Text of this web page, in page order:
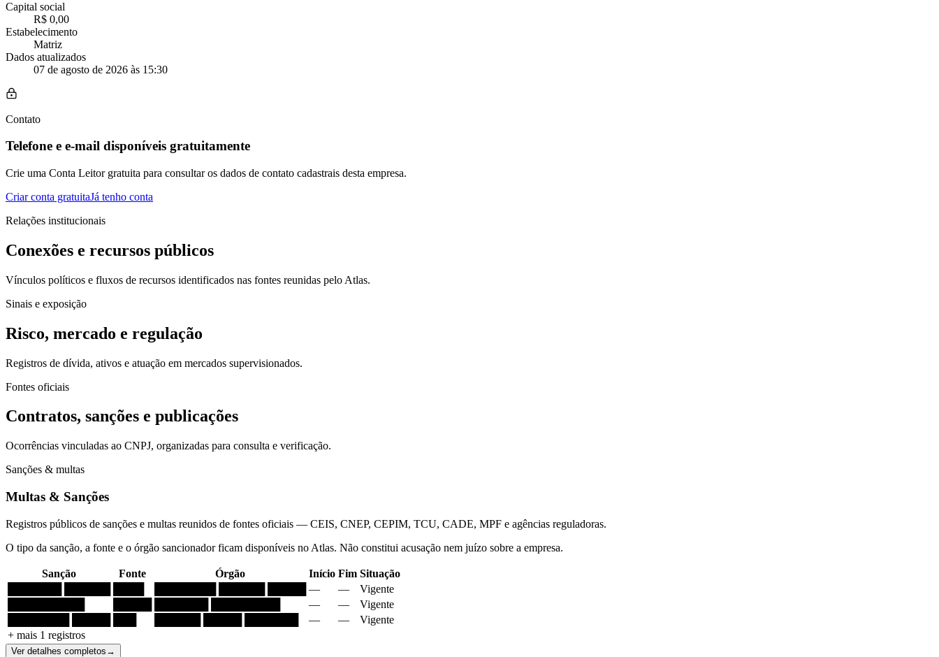
Capital social
R$ 0,00
Estabelecimento
Matriz
Dados atualizados
07 de agosto de 2026 às 15:30
Contato
Telefone e e-mail disponíveis gratuitamente
Crie uma Conta Leitor gratuita para consultar os dados de contato cadastrais desta empresa.
Criar conta gratuitaJá tenho conta
Relações institucionais
Conexões e recursos públicos
Vínculos políticos e fluxos de recursos identificados nas fontes reunidas pelo Atlas.
Sinais e exposição
Risco, mercado e regulação
Registros de dívida, ativos e atuação em mercados supervisionados.
Fontes oficiais
Contratos, sanções e publicações
Ocorrências vinculadas ao CNPJ, organizadas para consulta e verificação.
Sanções & multas
Multas & Sanções
Registros públicos de sanções e multas reunidos de fontes oficiais — CEIS, CNEP, CEPIM, TCU, CADE, MPF e agências reguladoras.
O tipo da sanção, a fonte e o órgão sancionador ficam disponíveis no Atlas. Não constitui acusação nem juízo sobre a empresa.
Sanção Fonte Órgão Início Fim Situação
— —
Vigente
— —
Vigente
— —
Vigente
+ mais 1 registros
Ver detalhes completos →